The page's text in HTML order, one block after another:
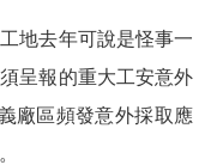
地去年可說是怪事一
呈報的重大工安意外
廠區頻發意外採取應